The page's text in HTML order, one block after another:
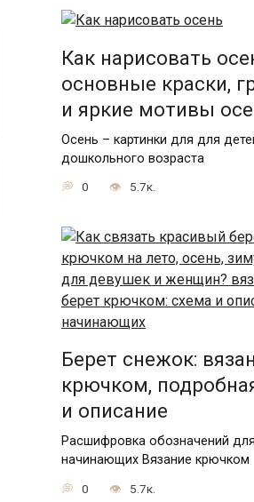
Как нарисовать
основные краски,
и яркие мотивы
Осень – картинки для для
дошкольного возраста
0 5.7к.
Берет снежок:
крючком,
и описание
Расшифровка обозначений для
начинающих Вязание крючком
0 5.7к.